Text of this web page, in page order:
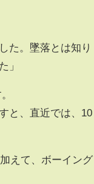
た。墜落とは知り
」
と、直近では、10
えて、ボーイング